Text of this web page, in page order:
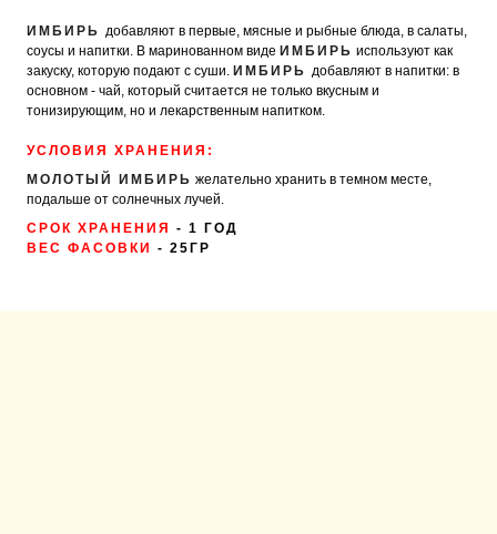
ИМБИРЬ добавляют в первые, мясные и рыбные блюда, в салаты,
соусы и напитки. В маринованном виде ИМБИРЬ используют как
закуску, которую подают с суши. ИМБИРЬ добавляют в напитки: в
основном - чай, который считается не только вкусным и
тонизирующим, но и лекарственным напитком.
УСЛОВИЯ ХРАНЕНИЯ:
МОЛОТЫЙ ИМБИРЬ желательно хранить в темном месте,
подальше от солнечных лучей.
СРОК ХРАНЕНИЯ
- 1 ГОД
ВЕС ФАСОВКИ
- 25ГР